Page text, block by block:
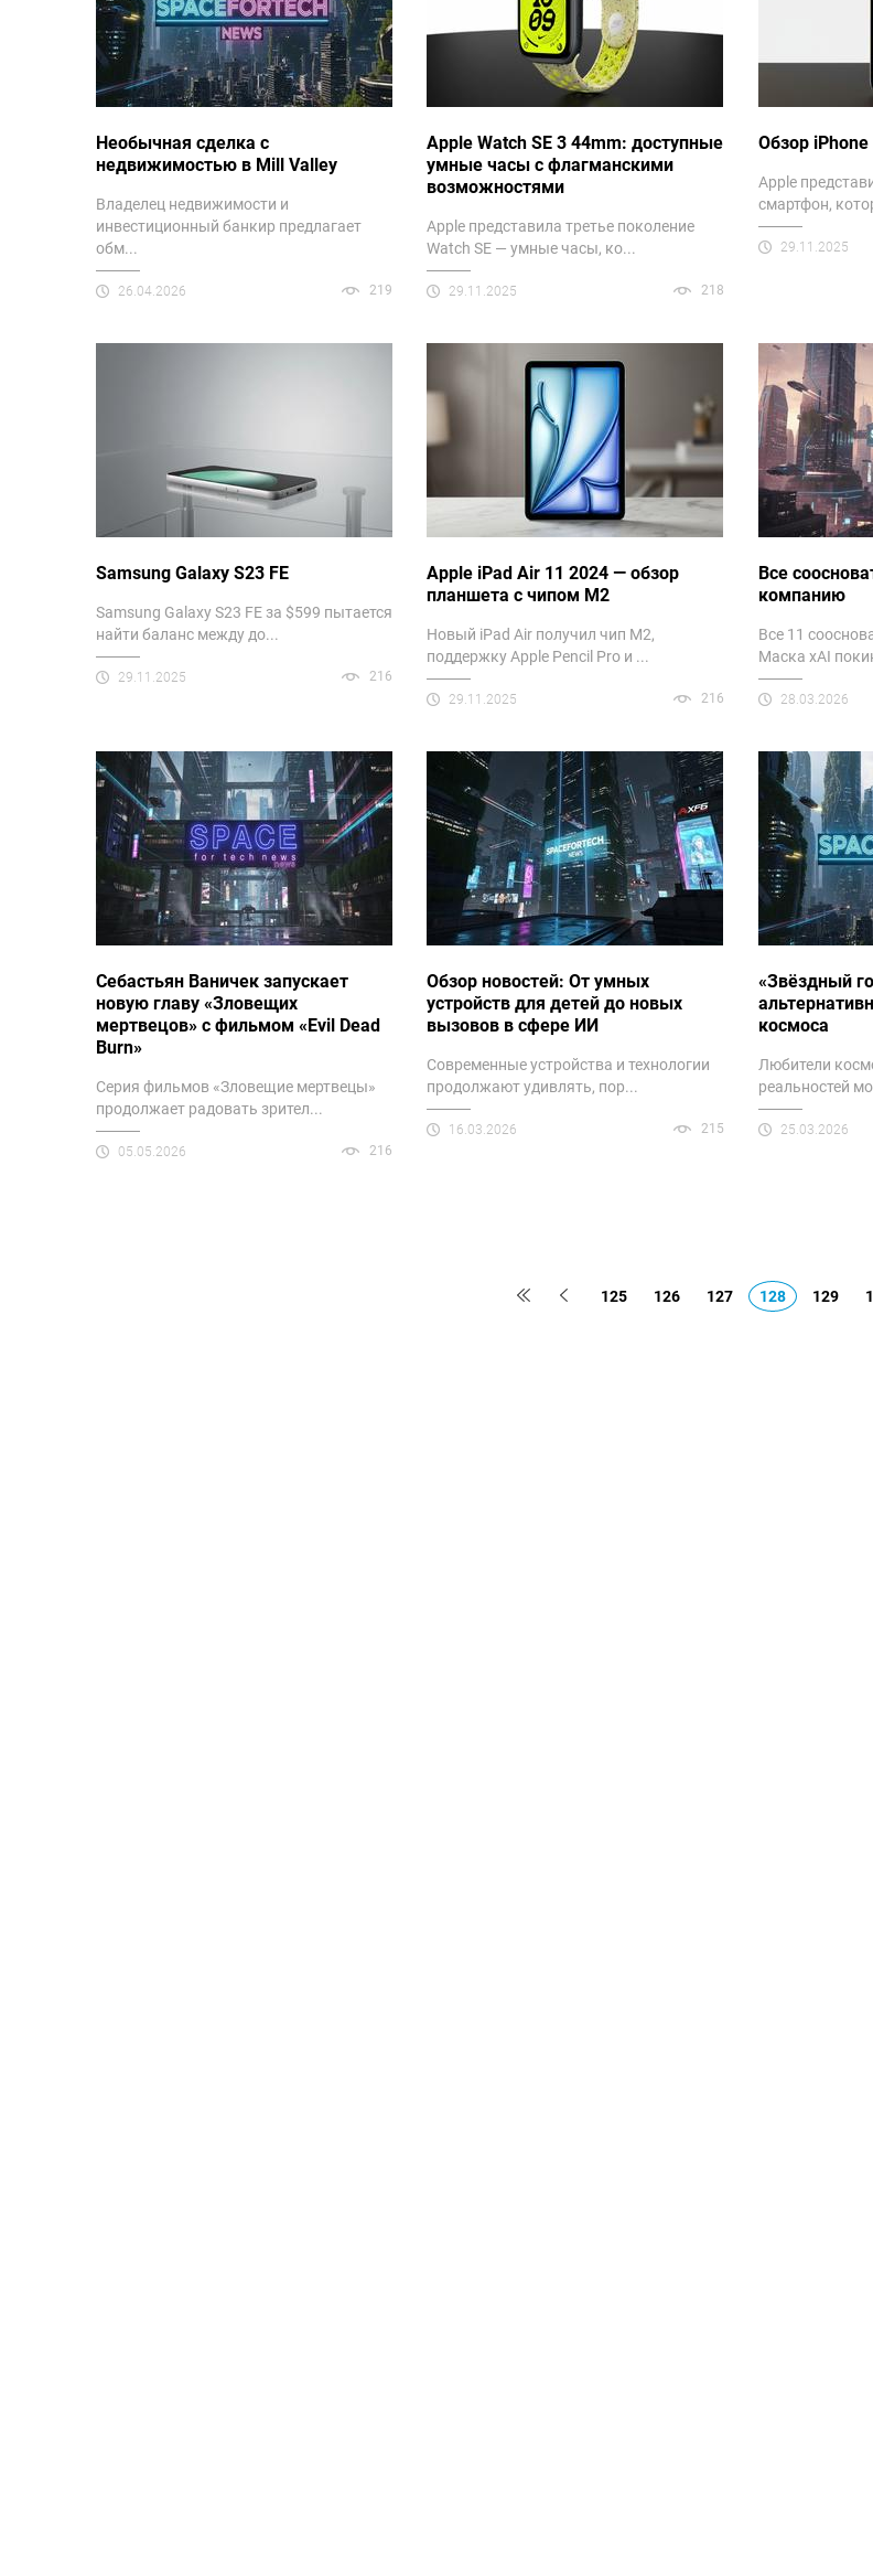
Необычная сделка с
недвижимостью в Mill Valley
Владелец недвижимости и
инвестиционный банкир предлагает
обм...
26.04.2026 219
Apple Watch SE 3 44mm: доступные
умные часы с флагманскими
возможностями
Apple представила третье поколение
Watch SE — умные часы, ко...
29.11.2025 218
Обзор iPhone
Apple
смартфон,
29.11.2025
Samsung Galaxy S23 FE
Samsung Galaxy S23 FE за $599 пытается
найти баланс между до...
29.11.2025 216
Apple iPad Air 11 2024 — обзор
планшета с чипом M2
Новый iPad Air получил чип M2,
поддержку Apple Pencil Pro и ...
29.11.2025 216
Все
компанию
Все 11
Маска xAI
28.03.2026
Себастьян Ваничек запускает
новую главу «Зловещих
мертвецов» с фильмом «Evil Dead
Burn»
Серия фильмов «Зловещие мертвецы»
продолжает радовать зрител...
05.05.2026 216
Обзор новостей: От умных
устройств для детей до новых
вызовов в сфере ИИ
Современные устройства и технологии
продолжают удивлять, пор...
16.03.2026 215
«Звёздный
космоса
Любители
реальностей
25.03.2026
125 126 127 128 129